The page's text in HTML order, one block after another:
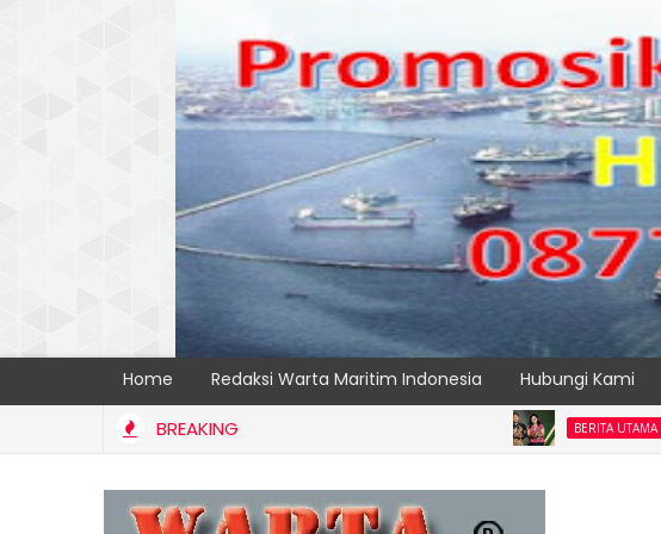
Home Redaksi Warta Maritim Indonesia Hubungi Kami
BREAKING BERITA UTAMA PELABUHAN